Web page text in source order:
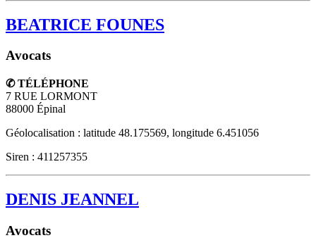
BEATRICE FOUNES
Avocats
✆ TÉLÉPHONE
7 RUE LORMONT
88000 Épinal
Géolocalisation : latitude 48.175569, longitude 6.451056
Siren : 411257355
DENIS JEANNEL
Avocats